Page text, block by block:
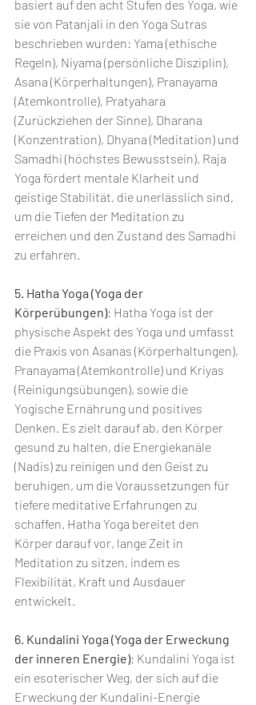
basiert auf den acht Stufen des Yoga, wie
sie von Patanjali in den Yoga Sutras
beschrieben wurden: Yama (ethische
Regeln), Niyama (persönliche Disziplin),
Asana (Körperhaltungen), Pranayama
(Atemkontrolle), Pratyahara
(Zurückziehen der Sinne), Dharana
(Konzentration), Dhyana (Meditation) und
Samadhi (höchstes Bewusstsein). Raja
Yoga fördert mentale Klarheit und
geistige Stabilität, die unerlässlich sind,
um die Tiefen der Meditation zu
erreichen und den Zustand des Samadhi
zu erfahren.
5. Hatha Yoga (Yoga der
Körperübungen): Hatha Yoga ist der
physische Aspekt des Yoga und umfasst
die Praxis von Asanas (Körperhaltungen),
Pranayama (Atemkontrolle) und Kriyas
(Reinigungsübungen), sowie die
Yogische Ernährung und positives
Denken. Es zielt darauf ab, den Körper
gesund zu halten, die Energiekanäle
(Nadis) zu reinigen und den Geist zu
beruhigen, um die Voraussetzungen für
tiefere meditative Erfahrungen zu
schaffen. Hatha Yoga bereitet den
Körper darauf vor, lange Zeit in
Meditation zu sitzen, indem es
Flexibilität, Kraft und Ausdauer
entwickelt.
6. Kundalini Yoga (Yoga der Erweckung
der inneren Energie): Kundalini Yoga ist
ein esoterischer Weg, der sich auf die
Erweckung der Kundalini-Energie